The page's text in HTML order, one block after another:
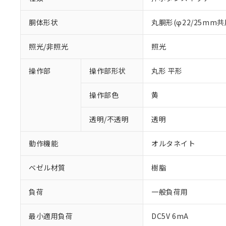
胴体形状 丸胴形(φ22/25mm共
照光/非照光 照光
操作部 操作部形状 丸形 平形
操作部色 黄
透明/不透明 透明
動作機能 オルタネイト
ベゼル材質 樹脂
負荷 一般負荷用
最小適用負荷 DC5V 6mA
※1 対応状況